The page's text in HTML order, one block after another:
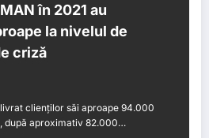
în 2021 au
la nivelul de
criză
clienților săi aproape 94.000
după aproximativ 82.000…